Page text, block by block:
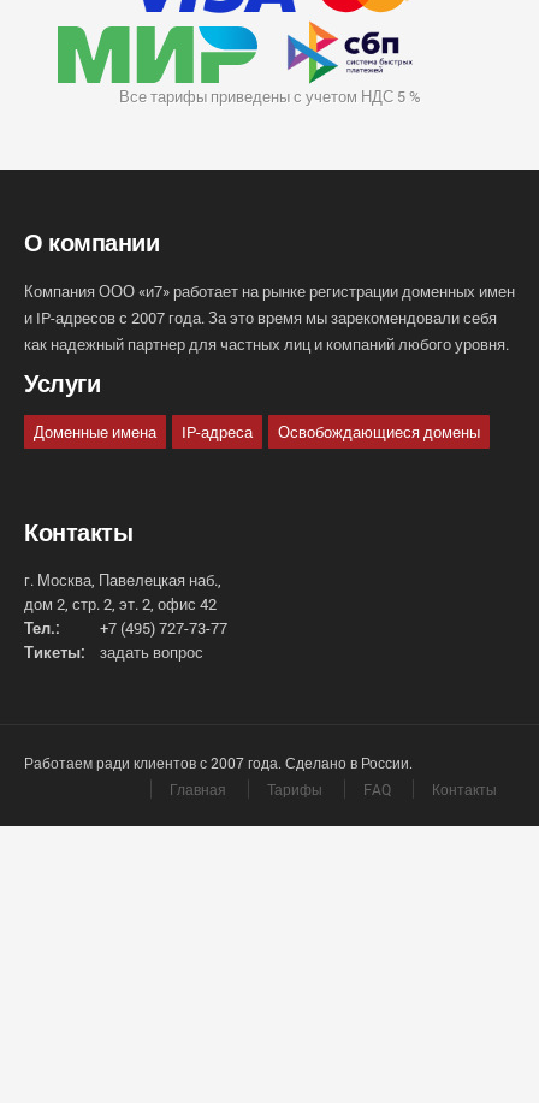
Все тарифы приведены с учетом НДС 5 %
О компании
Компания ООО «и7» работает на рынке регистрации доменных имен
и IP-адресов с 2007 года. За это время мы зарекомендовали себя
как надежный партнер для частных лиц и компаний любого уровня.
Услуги
Доменные имена IP-адреса Освобождающиеся домены
Контакты
г. Москва, Павелецкая наб.,
дом 2, стр. 2, эт. 2, офис 42
Тел.:
+7 (495) 727-73-77
Тикеты:
задать вопрос
Работаем ради клиентов с 2007 года. Сделано в России.
Главная
Тарифы FAQ Контакты